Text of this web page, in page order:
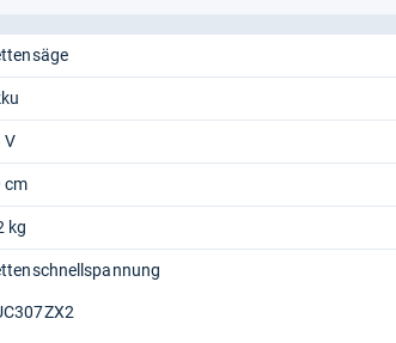
V
cm
kg